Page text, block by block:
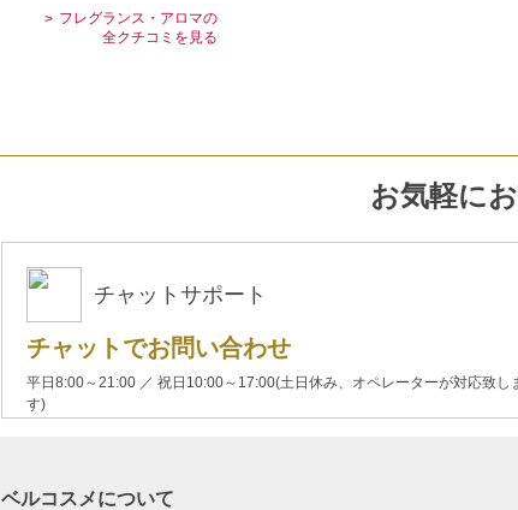
フレグランス・アロマの
全クチコミを見る
お気軽に
チャットサポート
チャットでお問い合わせ
平日8:00～21:00 ／ 祝日10:00～17:00(土日休み、オペレーターが対応致し
す)
ベルコスメについて